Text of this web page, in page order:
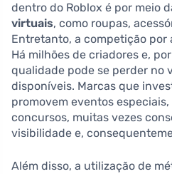
dentro do Roblox é por meio
virtuais, como roupas,
Entretanto, a competição por
Há milhões de criadores e,
qualidade pode se perder no
disponíveis. Marcas que
promovem eventos
concursos, muitas vezes
visibilidade e,
Além disso, a utilização de